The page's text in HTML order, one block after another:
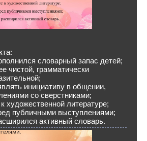
словарный запас детей;
чистой, грамматически
инициативу в общении,
со сверстниками;
художественной литературе;
публичными выступлениями;
активный словарь.